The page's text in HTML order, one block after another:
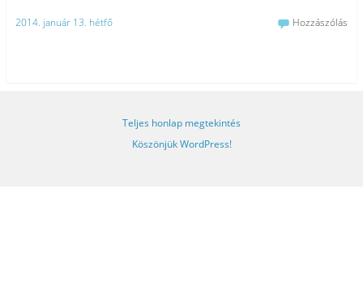
2014. január 13. hétfő Hozzászólás
Teljes honlap megtekintés
Köszönjük WordPress!